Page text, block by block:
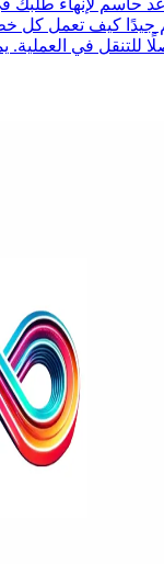
حاسم لإنهاء طلبك
جيدًا كيف تعمل كل
للتنقل في